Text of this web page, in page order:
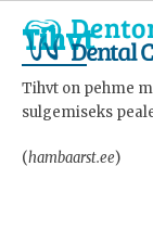
Tihvt
Tihvt on pehme
sulgemiseks
(hambaarst.ee)